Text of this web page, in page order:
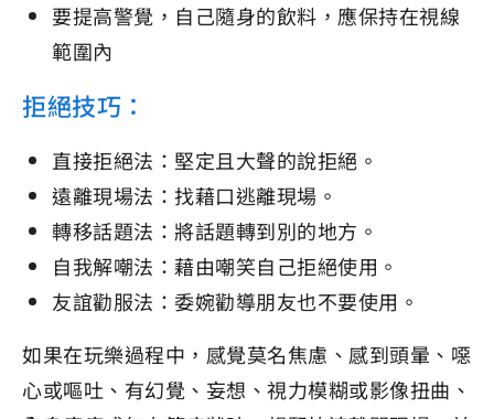
要提高警覺，自己隨身的飲料，應保持在視線
範圍內
拒絕技巧：
直接拒絕法：堅定且大聲的說拒絕。
遠離現場法：找藉口逃離現場。
轉移話題法：將話題轉到別的地方。
自我解嘲法：藉由嘲笑自己拒絕使用。
友誼勸服法：委婉勸導朋友也不要使用。
如果在玩樂過程中，感覺莫名焦慮、感到頭暈、噁
心或嘔吐、有幻覺、妄想、視力模糊或影像扭曲、